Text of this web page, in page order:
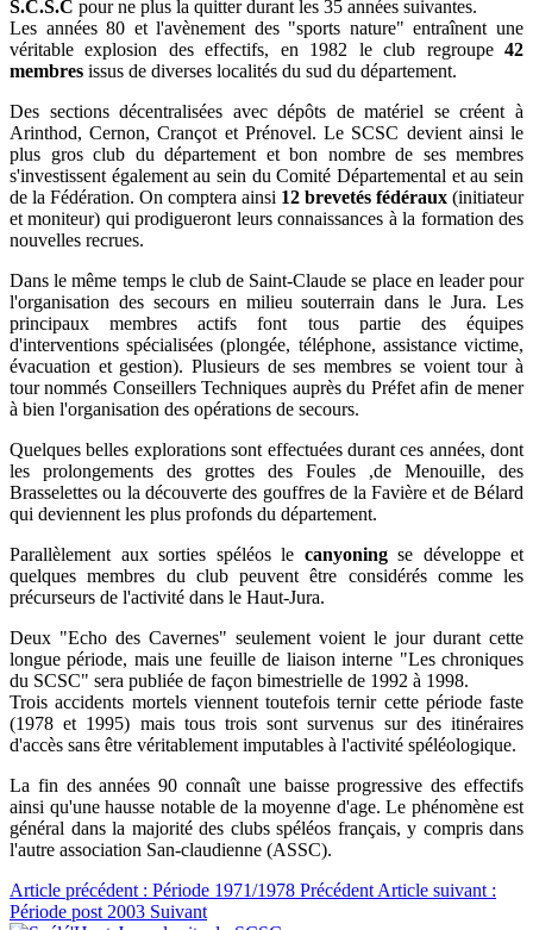
S.C.S.C pour ne plus la quitter durant les 35 années suivantes.
Les années 80 et l'avènement des "sports nature" entraînent une
véritable explosion des effectifs, en 1982 le club regroupe 42
membres issus de diverses localités du sud du département.
Des sections décentralisées avec dépôts de matériel se créent à
Arinthod, Cernon, Crançot et Prénovel. Le SCSC devient ainsi le
plus gros club du département et bon nombre de ses membres
s'investissent également au sein du Comité Départemental et au sein
de la Fédération. On comptera ainsi 12 brevetés fédéraux (initiateur
et moniteur) qui prodigueront leurs connaissances à la formation des
nouvelles recrues.
Dans le même temps le club de Saint-Claude se place en leader pour
l'organisation des secours en milieu souterrain dans le Jura. Les
principaux membres actifs font tous partie des équipes
d'interventions spécialisées (plongée, téléphone, assistance victime,
évacuation et gestion). Plusieurs de ses membres se voient tour à
tour nommés Conseillers Techniques auprès du Préfet afin de mener
à bien l'organisation des opérations de secours.
Quelques belles explorations sont effectuées durant ces années, dont
les prolongements des grottes des Foules ,de Menouille, des
Brasselettes ou la découverte des gouffres de la Favière et de Bélard
qui deviennent les plus profonds du département.
Parallèlement aux sorties spéléos le canyoningse développe et
quelques membres du club peuvent être considérés comme les
précurseurs de l'activité dans le Haut-Jura.
Deux "Echo des Cavernes" seulement voient le jour durant cette
longue période, mais une feuille de liaison interne "Les chroniques
du SCSC" sera publiée de façon bimestrielle de 1992 à 1998.
Trois accidents mortels viennent toutefois ternir cette période faste
(1978 et 1995) mais tous trois sont survenus sur des itinéraires
d'accès sans être véritablement imputables à l'activité spéléologique.
La fin des années 90 connaît une baisse progressive des effectifs
ainsi qu'une hausse notable de la moyenne d'age. Le phénomène est
général dans la majorité des clubs spéléos français, y compris dans
l'autre association San-claudienne (ASSC).
Article précédent : Période 1971/1978 Précédent Article suivant :
Période post 2003 Suivant